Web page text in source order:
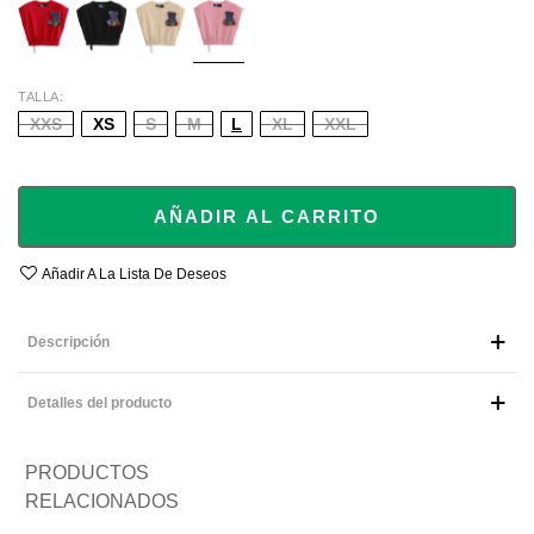
PINK
TALLA
XXS XS S M L XL XXL
AÑADIR AL CARRITO
Añadir A La Lista De Deseos
Descripción
Detalles del producto
PRODUCTOS
RELACIONADOS